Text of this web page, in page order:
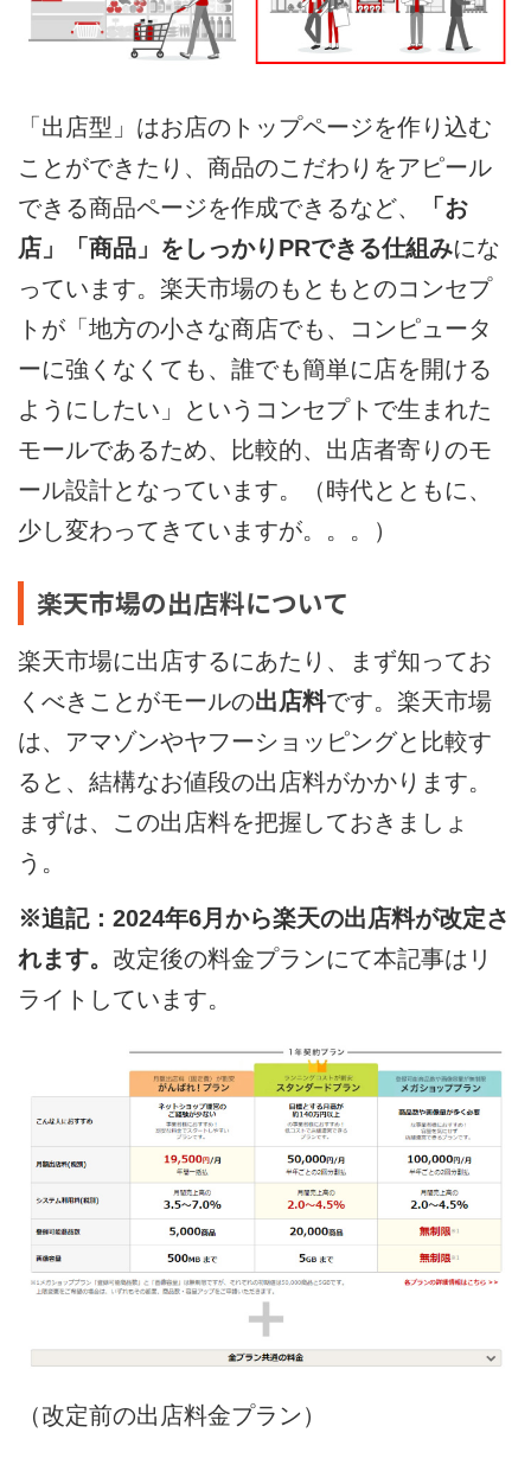
「出店型」はお店のトップページを作り込む
ことができたり、商品のこだわりをアピール
できる商品ページを作成できるなど、
「お
店」「商品」をしっかりPRできる仕組みにな
っています。楽天市場のもともとのコンセプ
トが「地方の小さな商店でも、コンピュータ
ーに強くなくても、誰でも簡単に店を開ける
ようにしたい」というコンセプトで生まれた
モールであるため、比較的、出店者寄りのモ
ール設計となっています。（時代とともに、
少し変わってきていますが。。。）
楽天市場の出店料について
楽天市場に出店するにあたり、まず知ってお
くべきことがモールの出店料です。楽天市場
は、アマゾンやヤフーショッピングと比較す
ると、結構なお値段の出店料がかかります。
まずは、この出店料を把握しておきましょ
う。
※追記：2024年6月から楽天の出店料が改定さ
れます。 改定後の料金プランにて本記事はリ
ライトしています。
（改定前の出店料金プラン）